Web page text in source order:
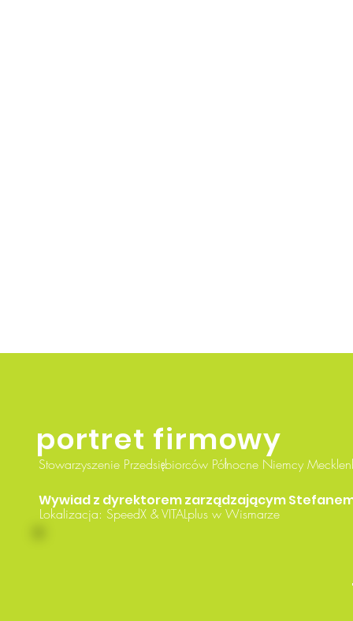
portret firmowy
Stowarzyszenie Przedsiębiorców Północne Niemcy
Wywiad z dyrektorem zarządzającym
Lokalizacja: SpeedX & VITALplus w Wismarze